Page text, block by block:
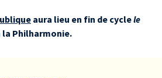
-
aura lieu en fin de cyclele
la Philharmonie.